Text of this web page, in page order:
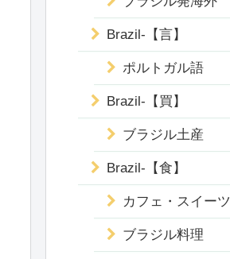
Brazil-【言】
ポルトガル語
Brazil-【買】
ブラジル土産
Brazil-【食】
カフェ・スイーツ
ブラジル料理